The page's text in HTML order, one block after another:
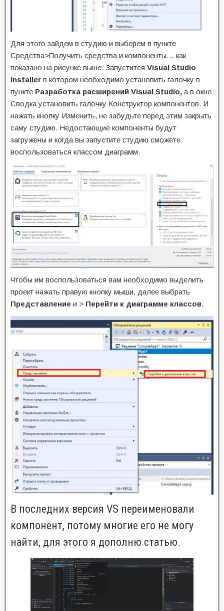
Для этого зайдем в студию и выберем в пункте
Средства>Получить средства и компоненты… как
показано на рисунке выше. Запустится Visual Studio
Installer в котором необходимо установить галочку в
пункте Разработка расширений Visual Studio, а в окне
Сводка установить галочку Конструктор компонентов. И
нажать кнопку Изменить, не забудьте перед этим закрыть
саму студию. Недостающие компоненты будут
загружены и когда вы запустите студию сможете
воспользоваться классом диаграмм.
Чтобы им воспользоваться вам необходимо выделить
проект нажать правую кнопку мыши, далее выбрать
Представление и > Перейти к диаграмме классов.
В последних версия VS переименовали
компонент, потому многие его не могу
найти, для этого я дополню статью.